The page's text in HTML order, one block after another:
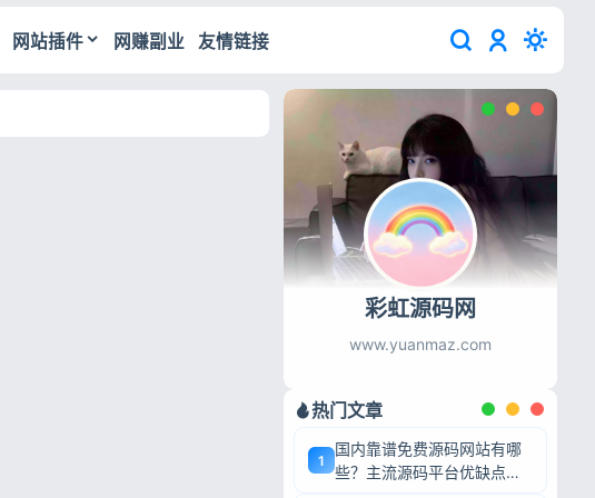
网站插件 网赚副业 友情链接
彩虹源码网
www.yuanmaz.com
热门文章
1
国内靠谱免费源码网站有哪
些？主流源码平台优缺点深